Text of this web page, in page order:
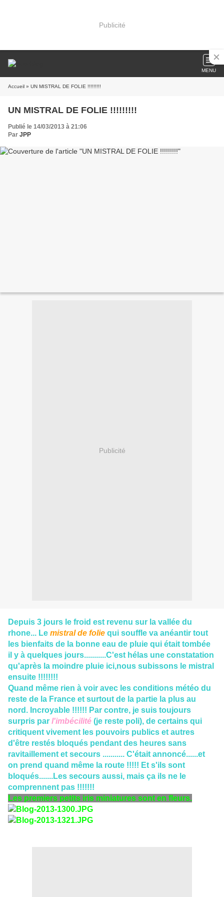
Publicité
MENU
Accueil » UN MISTRAL DE FOLIE !!!!!!!!!
UN MISTRAL DE FOLIE !!!!!!!!!
Publié le 14/03/2013 à 21:06
Par JPP
Publicité
Depuis 3 jours le froid est revenu sur la vallée du
rhone... Le mistral de folie qui souffle va anéantir tout
les bienfaits de la bonne eau de pluie qui était tombée
il y à quelques jours...........C'est hélas une constatation
qu'après la moindre pluie ici,nous subissons le mistral
ensuite !!!!!!!!
Quand même rien à voir avec les conditions météo du
reste de la France et surtout de la partie la plus au
nord. Incroyable !!!!!! Par contre, je suis toujours
surpris par l'imbécilité (je reste poli), de certains qui
critiquent vivement les pouvoirs publics et autres
d'être restés bloqués pendant des heures sans
ravitaillement et secours ........... C'était annoncé......et
on prend quand même la route !!!!! Et s'ils sont
bloqués.......Les secours aussi, mais ça ils ne le
comprennent pas !!!!!!!
Les premiers petits iris miniatures sont en fleurs.